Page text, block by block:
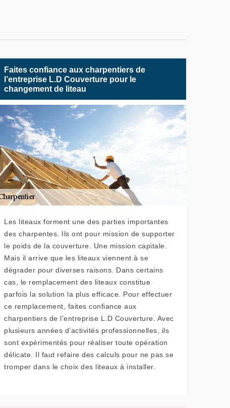
Faites confiance aux charpentiers de
l’entreprise L.D Couverture pour le
changement de liteau
Les liteaux forment une des parties importantes
des charpentes. Ils ont pour mission de supporter
le poids de la couverture. Une mission capitale.
Mais il arrive que les liteaux viennent à se
dégrader pour diverses raisons. Dans certains
cas, le remplacement des liteaux constitue
parfois la solution la plus efficace. Pour effectuer
ce remplacement, faites confiance aux
charpentiers de l’entreprise L.D Couverture. Avec
plusieurs années d’activités professionnelles, ils
sont expérimentés pour réaliser toute opération
délicate. Il faut refaire des calculs pour ne pas se
tromper dans le choix des liteaux à installer.